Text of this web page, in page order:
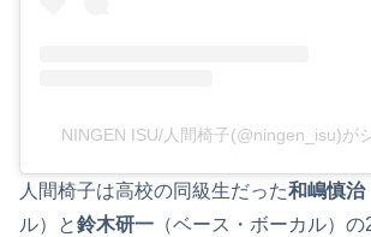
NINGEN ISU/人間椅子(@ningen_isu)が
人間椅子は高校の同級生だった和嶋慎治
ル）と鈴木研一 （ベース・ボーカル）